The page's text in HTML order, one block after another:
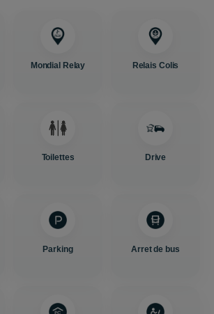
Mondial Relay Relais Colis
Toilettes Drive
Parking Arret de bus